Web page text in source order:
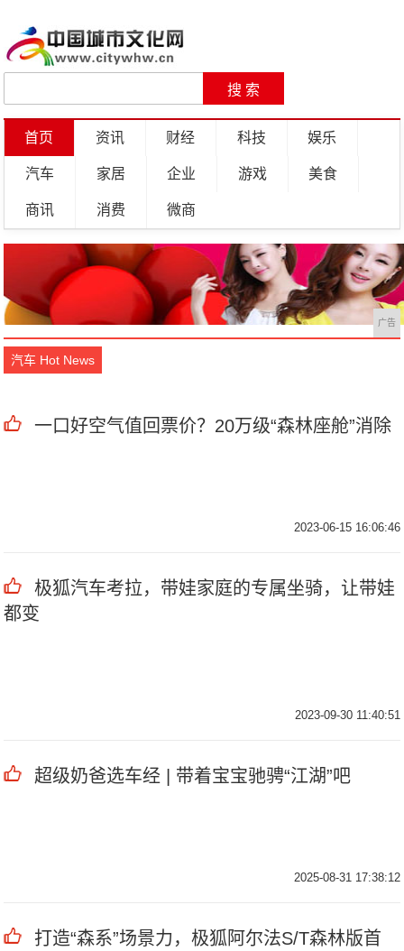
首页 资讯 财经 科技 娱乐
汽车 家居 企业 游戏 美食
商讯 消费 微商
广告
汽车 Hot News
一口好空气值回票价？20万级“森林座舱”消除
2023-06-15 16:06:46
极狐汽车考拉，带娃家庭的专属坐骑，让带娃
都变
2023-09-30 11:40:51
超级奶爸选车经 | 带着宝宝驰骋“江湖”吧
2025-08-31 17:38:12
打造“森系”场景力，极狐阿尔法S/T森林版首